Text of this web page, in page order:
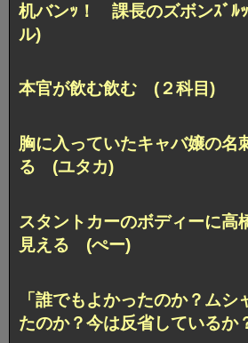
机バンｯ！ 課長のズボンｽﾞ
ル)
本官が飲む飲む (２科目)
胸に入っていたキャバ嬢の名
る (ユタカ)
スタントカーのボディーに高
見える (ぺー)
「誰でもよかったのか？ムシ
たのか？今は反省している